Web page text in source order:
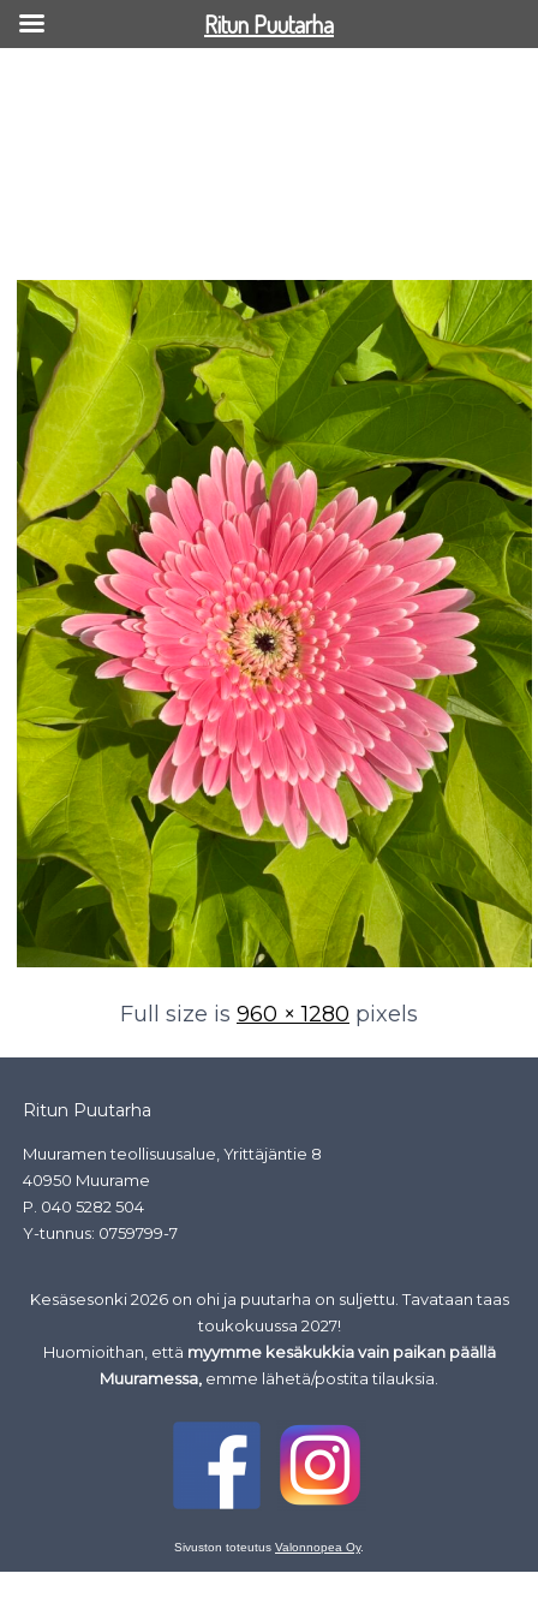
Full size is 960 × 1280 pixels
Ritun Puutarha
Muuramen teollisuusalue, Yrittäjäntie 8
40950 Muurame
P. 040 5282 504
Y-tunnus: 0759799-7
Kesäsesonki 2026 on ohi ja puutarha on suljettu. Tavataan taas
toukokuussa 2027!
Huomioithan, että myymme kesäkukkia vain paikan päällä
Muuramessa, emme lähetä/postita tilauksia.
Sivuston toteutus Valonnopea Oy.
Ritun Puutarha